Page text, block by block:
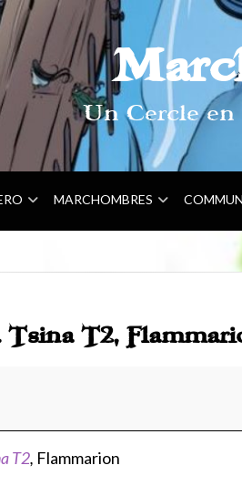
Un Cercle
MARCHOMBRES
Tsina T2,
T2, Flammarion